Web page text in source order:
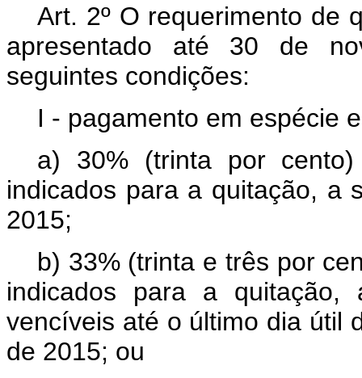
Art. 2º O requerimento de
apresentado até 30 de
seguintes condições:
I - pagamento em espécie
a) 30% (trinta por
indicados para a quitação, a
2015;
b) 33% (trinta e três por
indicados para a
vencíveis até o último dia útil
de 2015; ou